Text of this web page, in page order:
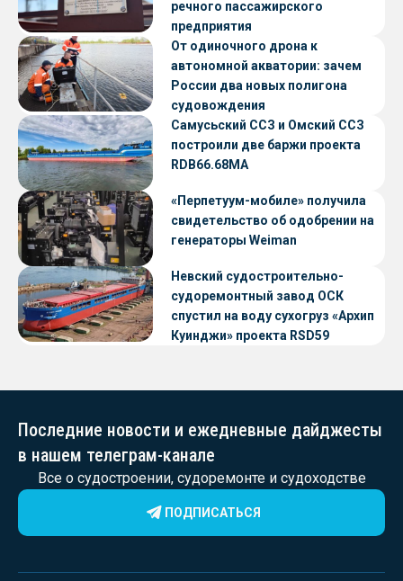
речного пассажирского
предприятия
От одиночного дрона к
автономной акватории: зачем
России два новых полигона
судовождения
Самусьский ССЗ и Омский ССЗ
построили две баржи проекта
RDB66.68МА
«Перпетуум-мобиле» получила
свидетельство об одобрении на
генераторы Weiman
Невский судостроительно-
судоремонтный завод ОСК
спустил на воду сухогруз «Архип
Куинджи» проекта RSD59
Последние новости и ежедневные дайджесты
в нашем телеграм-канале
Все о судостроении, судоремонте и судоходстве
ПОДПИСАТЬСЯ